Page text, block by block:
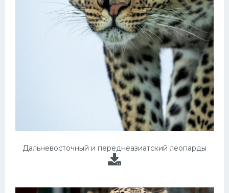
Дальневосточный и переднеазиатский леопарды